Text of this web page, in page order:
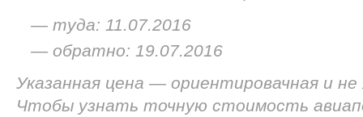
— туда: 11.07.2016
— обратно: 19.07.2016
Указанная цена — ориентировачная и
Чтобы узнать точную стоимость